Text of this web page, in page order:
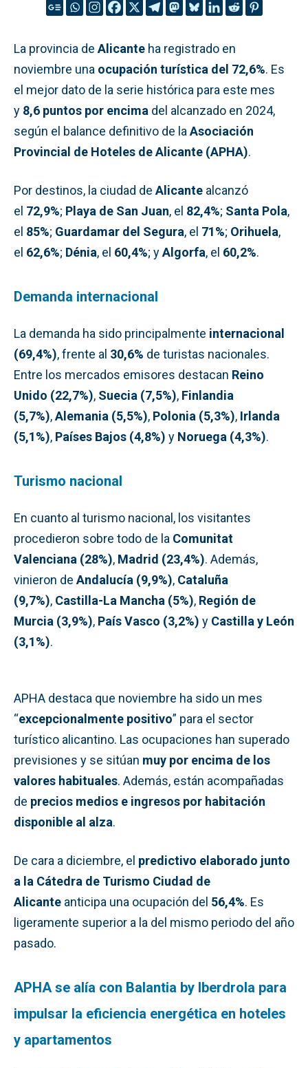
La provincia de Alicante ha registrado en
noviembre una ocupación turística del 72,6%. Es
el mejor dato de la serie histórica para este mes
y 8,6 puntos por encima del alcanzado en 2024,
según el balance definitivo de la Asociación
Provincial de Hoteles de Alicante (APHA).
Por destinos, la ciudad de Alicante alcanzó
el 72,9%; Playa de San Juan, el 82,4%; Santa Pola,
el 85%; Guardamar del Segura, el 71%; Orihuela,
el 62,6%; Dénia, el 60,4%; yAlgorfa, el 60,2%.
Demanda internacional
La demanda ha sido principalmente internacional
(69,4%), frente al 30,6% de turistas nacionales.
Entre los mercados emisores destacan Reino
Unido (22,7%), Suecia (7,5%), Finlandia
(5,7%),Alemania (5,5%), Polonia (5,3%), Irlanda
(5,1%), Países Bajos (4,8%) y Noruega (4,3%).
Turismo nacional
En cuanto al turismo nacional, los visitantes
procedieron sobre todo de la Comunitat
Valenciana (28%), Madrid (23,4%). Además,
vinieron de Andalucía (9,9%), Cataluña
(9,7%), Castilla-La Mancha (5%), Región de
Murcia (3,9%), País Vasco (3,2%) y Castilla y León
(3,1%).
APHA destaca que noviembre ha sido un mes
“excepcionalmente positivo” para el sector
turístico alicantino. Las ocupaciones han superado
previsiones y se sitúan muy por encima de los
valores habituales. Además, están acompañadas
de precios medios e ingresos por habitación
disponible al alza.
De cara a diciembre, el predictivo elaborado junto
a la Cátedra de Turismo Ciudad de
Alicante anticipa una ocupación del 56,4%. Es
ligeramente superior a la del mismo periodo del año
pasado.
APHA se alía con Balantia by Iberdrola para
impulsar la eficiencia energética en hoteles
y apartamentos